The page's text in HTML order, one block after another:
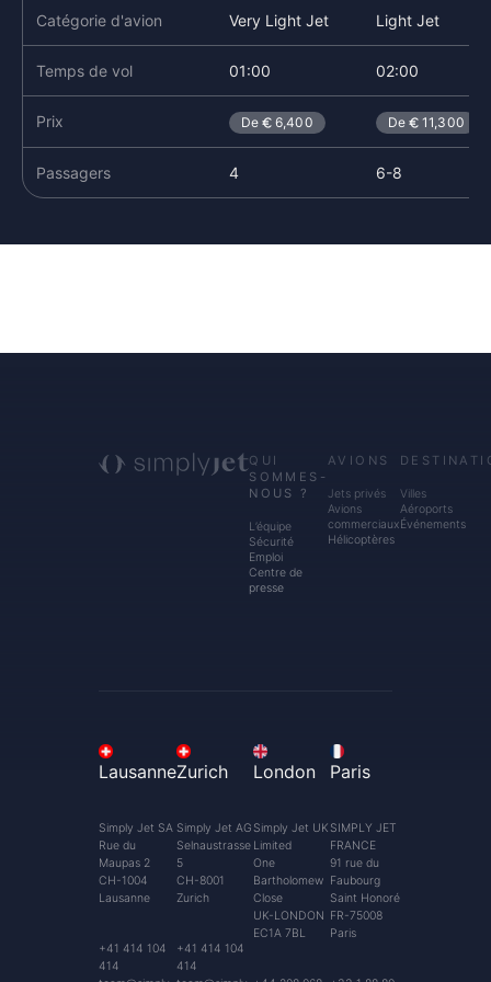
Catégorie d'avion Very Light Jet Light Jet
Temps de vol 01:00 02:00
Prix De 6,400 De 11,300
Passagers 4 6-8
QUI
SOMMES-
NOUS ?
L’équipe
Sécurité
Emploi
Centre de
presse
AVIONS
Jets privés
Avions
commerciaux
Hélicoptères
Villes
Aéroports
Événements
Lausanne
Simply Jet SA
Rue du
Maupas 2
CH-1004
Lausanne
+41 414 104
414
Zurich
Simply Jet AG
Selnaustrasse
5
CH-8001
Zurich
+41 414 104
414
London
Simply Jet UK
Limited
One
Bartholomew
Close
UK-LONDON
EC1A 7BL
Paris
SIMPLY JET
FRANCE
91 rue du
Faubourg
Saint Honoré
FR-75008
Paris